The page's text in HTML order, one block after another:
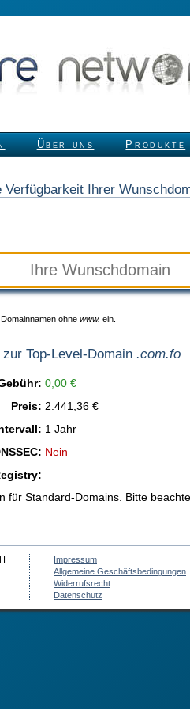
Über uns Produkte
Verfügbarkeit Ihrer
ohne www. ein.
Top-Level-Domain .com.fo
0,00 €
Preis: 2.441,36 €
1 Jahr
Nein
für Standard-Domains. Bitte
Impressum
Allgemeine Geschäftsbedingungen
Widerrufsrecht
Datenschutz